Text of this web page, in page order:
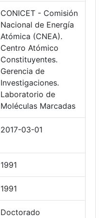
CONICET - Comisión
Nacional de Energía
Atómica (CNEA).
Centro Atómico
Constituyentes.
Gerencia de
Investigaciones.
Laboratorio de
Moléculas Marcadas
2017-03-01
1991
1991
Doctorado